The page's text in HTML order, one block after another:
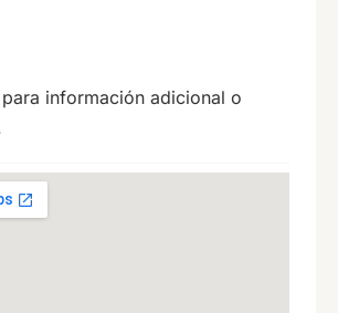
información adicional o